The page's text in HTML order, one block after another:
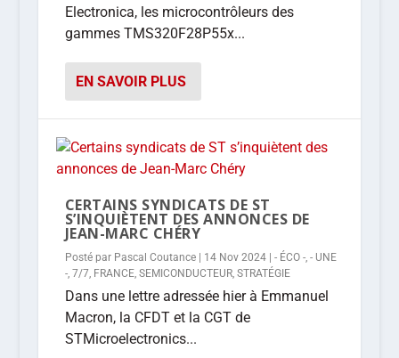
Electronica, les microcontrôleurs des
gammes TMS320F28P55x...
EN SAVOIR PLUS
CERTAINS SYNDICATS DE ST
S’INQUIÈTENT DES ANNONCES DE
JEAN-MARC CHÉRY
Posté par Pascal Coutance| 14 Nov 2024| - ÉCO -, - UNE
-, 7/7, FRANCE, SEMICONDUCTEUR, STRATÉGIE
Dans une lettre adressée hier à Emmanuel
Macron, la CFDT et la CGT de
STMicroelectronics...